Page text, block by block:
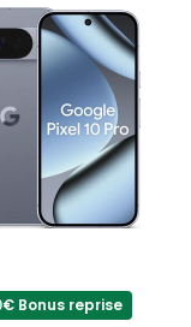
Bonus reprise